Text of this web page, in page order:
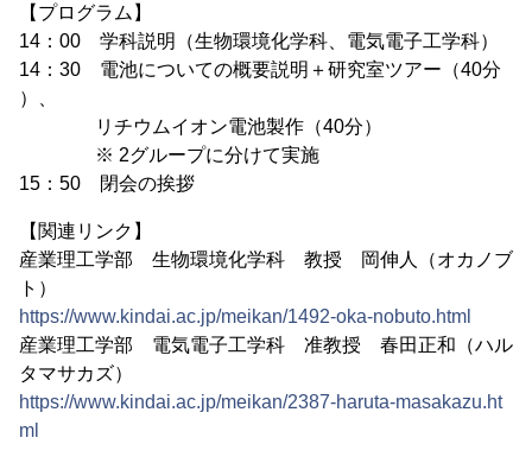
【プログラム】
14：00 学科説明（生物環境化学科、電気電子工学科）
14：30 電池についての概要説明＋研究室ツアー（40分
）、
リチウムイオン電池製作（40分）
※ 2グループに分けて実施
15：50 閉会の挨拶
【関連リンク】
産業理工学部 生物環境化学科 教授 岡伸人（オカノブ
ト）
https://www.kindai.ac.jp/meikan/1492-oka-nobuto.html
産業理工学部 電気電子工学科 准教授 春田正和（ハル
タマサカズ）
https://www.kindai.ac.jp/meikan/2387-haruta-masakazu.ht
ml